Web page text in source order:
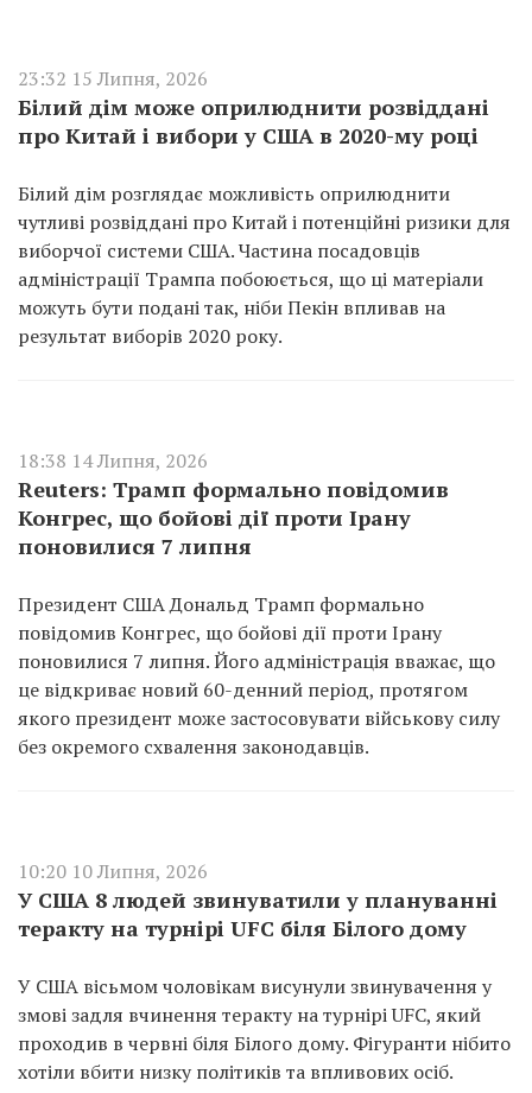
23:32 15 Липня, 2026
Білий дім може оприлюднити розвіддані
про Китай і вибори у США в 2020-му році
Білий дім розглядає можливість оприлюднити
чутливі розвіддані про Китай і потенційні ризики для
виборчої системи США. Частина посадовців
адміністрації Трампа побоюється, що ці матеріали
можуть бути подані так, ніби Пекін впливав на
результат виборів 2020 року.
18:38 14 Липня, 2026
Reuters: Трамп формально повідомив
Конгрес, що бойові дії проти Ірану
поновилися 7 липня
Президент США Дональд Трамп формально
повідомив Конгрес, що бойові дії проти Ірану
поновилися 7 липня. Його адміністрація вважає, що
це відкриває новий 60-денний період, протягом
якого президент може застосовувати військову силу
без окремого схвалення законодавців.
10:20 10 Липня, 2026
У США 8 людей звинуватили у плануванні
теракту на турнірі UFC біля Білого дому
У США вісьмом чоловікам висунули звинувачення у
змові задля вчинення теракту на турнірі UFC, який
проходив в червні біля Білого дому. Фігуранти нібито
хотіли вбити низку політиків та впливових осіб.